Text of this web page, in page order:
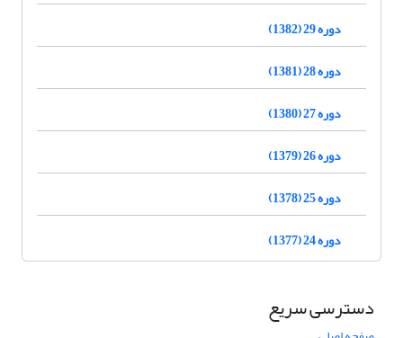
دوره 29 (1382)
دوره 28 (1381)
دوره 27 (1380)
دوره 26 (1379)
دوره 25 (1378)
دوره 24 (1377)
دسترسی سریع